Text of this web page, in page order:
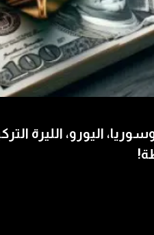
اليورو، الليرة